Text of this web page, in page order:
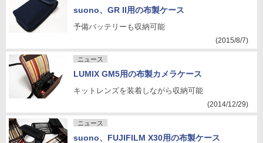
suono、GR II用の布製ケース
予備バッテリーも収納可能
(2015/8/7)
ニュース
LUMIX GM5用の布製カメラケース
キットレンズを装着しながら収納可能
(2014/12/29)
ニュース
suono、FUJIFILM X30用の布製ケース